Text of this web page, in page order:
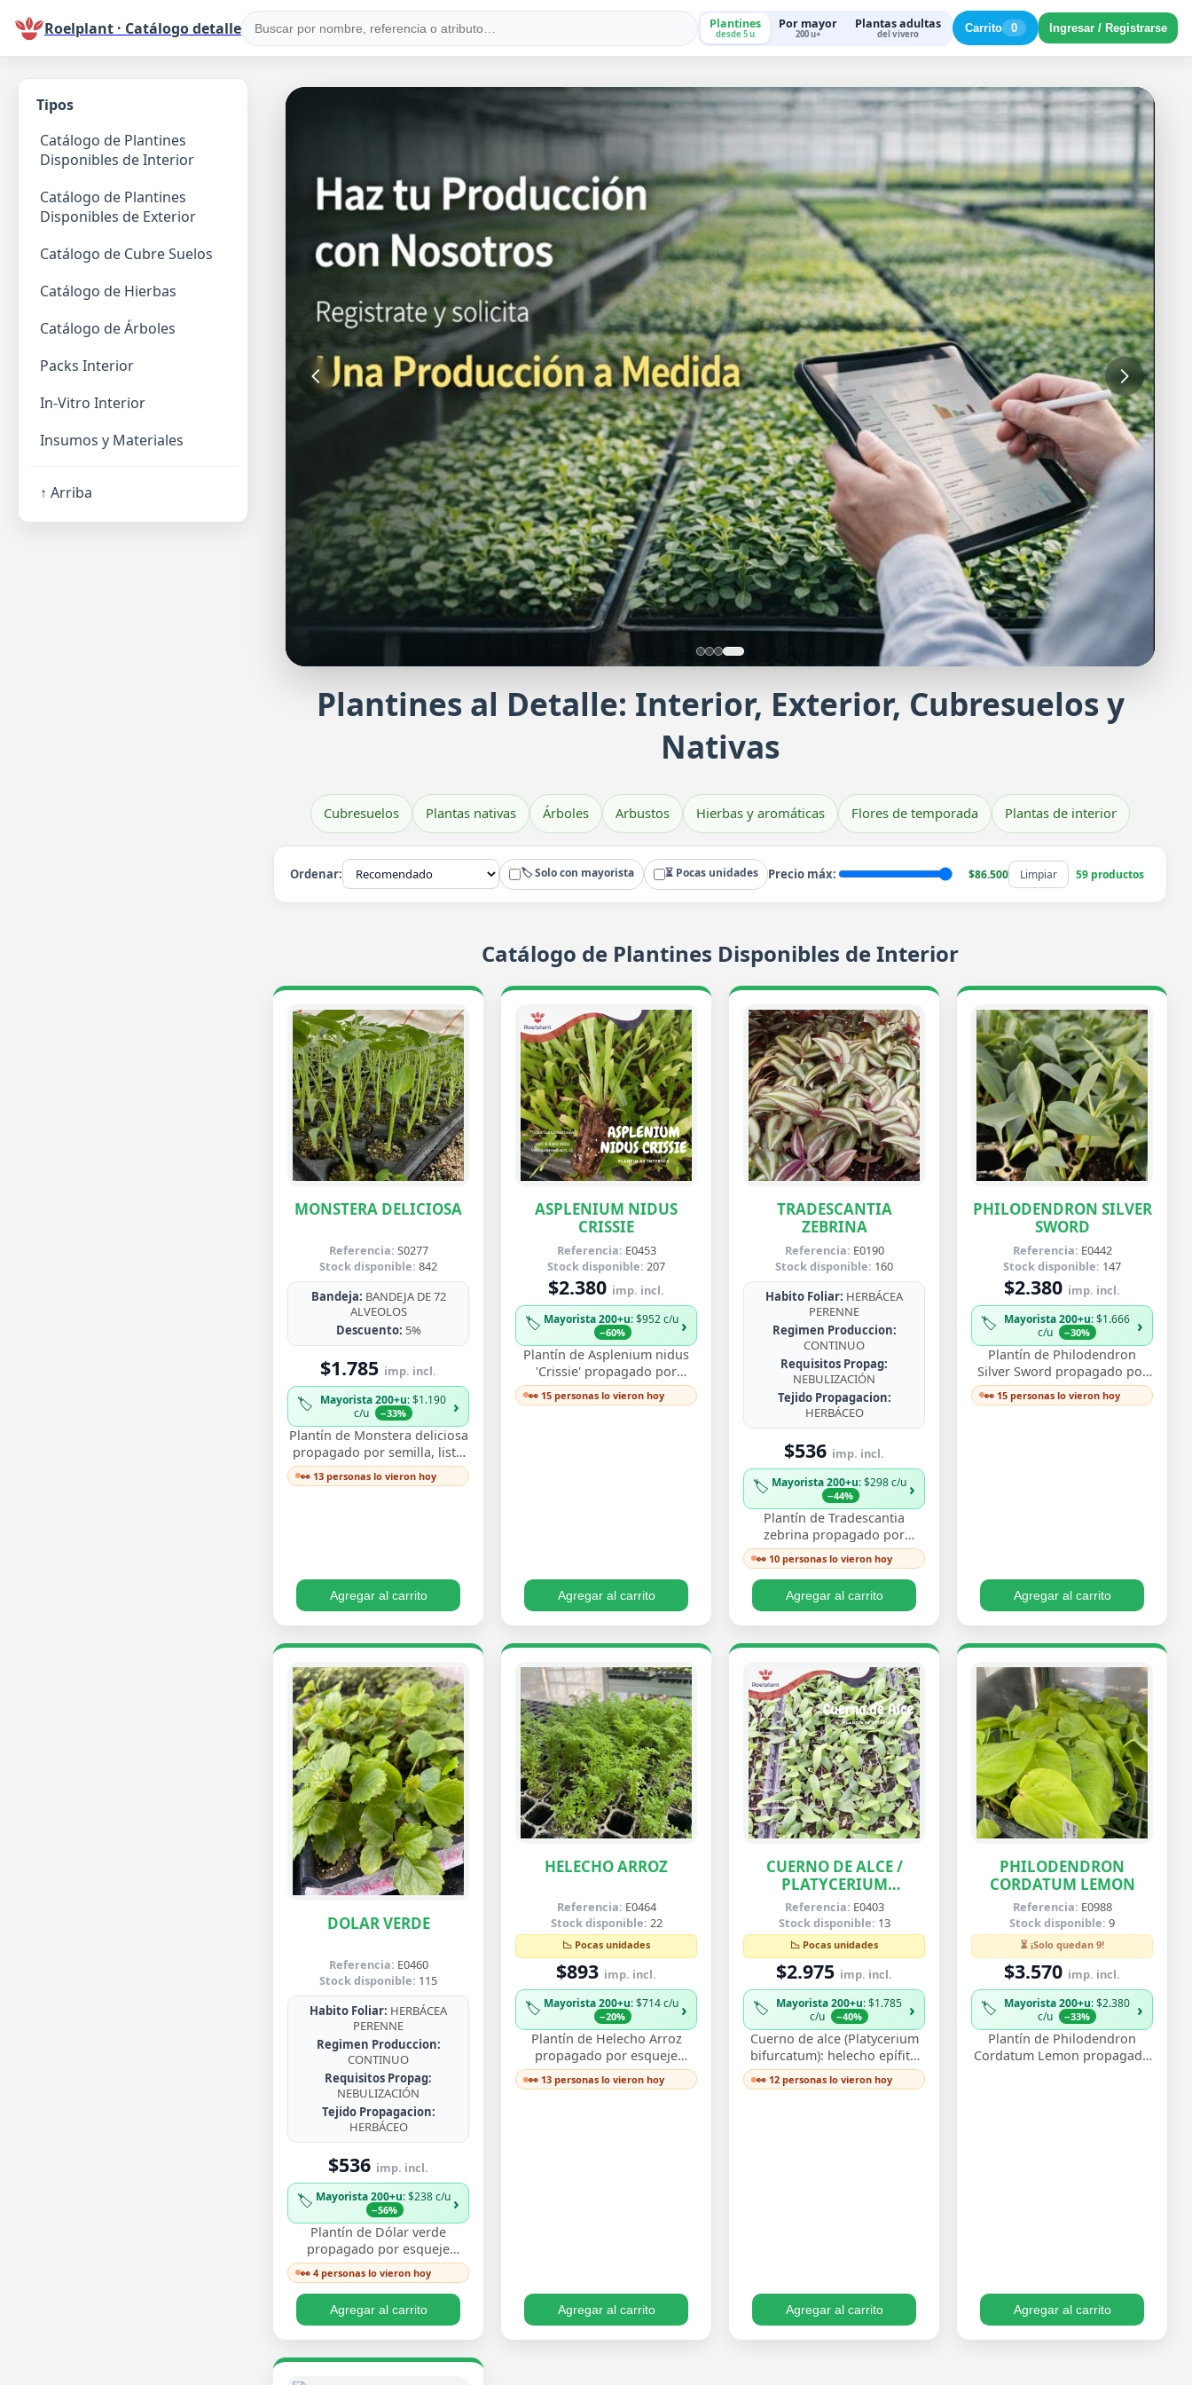
Roelplant · Catálogo detalle Plantines
desde 5 u
Por mayor
200 u+
Plantas adultas
del vivero Carrito 0 Ingresar / Registrarse
Plantines Veronica buxifolia
Plantines al Detalle: Interior, Exterior, Cubresuelos y
Nativas
Cubresuelos Plantas nativas Árboles Arbustos Hierbas y aromáticas Flores de temporada Plantas de interior
Ordenar: 🏷️ Solo con mayorista ⏳ Pocas unidades Precio máx: $86.500 Limpiar 59 productos
Tipos
Catálogo de Plantines
Disponibles de Interior
Catálogo de Plantines
Disponibles de Exterior
Catálogo de Cubre Suelos
Catálogo de Hierbas
Catálogo de Árboles
Packs Interior
In-Vitro Interior
Insumos y Materiales
↑ Arriba
Catálogo de Plantines Disponibles de Interior
MONSTERA DELICIOSA
Referencia: S0277
Stock disponible: 842
Bandeja: BANDEJA DE 72
ALVEOLOS
Descuento: 5%
$1.785 imp. incl.
🏷️ Mayorista 200+u: $1.190
c/u
−33% ›
Plantín de Monstera deliciosa
propagado por semilla, listo
para trasplantar y ver crecer
sus icónicas hojas perforadas
👀 13 personas lo vieron hoy
Agregar al carrito
ASPLENIUM NIDUS
CRISSIE
Referencia: E0453
Stock disponible: 207
$2.380 imp. incl.
🏷️ Mayorista 200+u: $952 c/u
−60% ›
Plantín de Asplenium nidus
'Crissie' propagado por
esqueje enraizado, con
frondas de bordes ondulados
👀 15 personas lo vieron hoy
Agregar al carrito
TRADESCANTIA
ZEBRINA
Referencia: E0190
Stock disponible: 160
Habito Foliar: HERBÁCEA
PERENNE
Regimen Produccion:
CONTINUO
Requisitos Propag:
NEBULIZACIÓN
Tejido Propagacion:
HERBÁCEO
$536 imp. incl.
🏷️ Mayorista 200+u: $298 c/u
−44% ›
Plantín de Tradescantia
zebrina propagado por
esqueje enraizado, con ese
llamativo follaje bicolor de
tonos morado y pl…
👀 10 personas lo vieron hoy
Agregar al carrito
PHILODENDRON SILVER
SWORD
Referencia: E0442
Stock disponible: 147
$2.380 imp. incl.
🏷️ Mayorista 200+u: $1.666
c/u
−30% ›
Plantín de Philodendron
Silver Sword propagado por
esqueje ya enraizado, con
hojas lanceoladas de un
👀 15 personas lo vieron hoy
Agregar al carrito
DOLAR VERDE
Referencia: E0460
Stock disponible: 115
Habito Foliar: HERBÁCEA
PERENNE
Regimen Produccion:
CONTINUO
Requisitos Propag:
NEBULIZACIÓN
Tejido Propagacion:
HERBÁCEO
$536 imp. incl.
🏷️ Mayorista 200+u: $238 c/u
−56% ›
Plantín de Dólar verde
propagado por esqueje
enraizado, con hojas
redondeadas de un verde
brillante y crecimiento trepa…
👀 4 personas lo vieron hoy
Agregar al carrito
HELECHO ARROZ
Referencia: E0464
Stock disponible: 22
📉 Pocas unidades
$893 imp. incl.
🏷️ Mayorista 200+u: $714 c/u
−20% ›
Plantín de Helecho Arroz
propagado por esqueje
enraizado, con delicadas
frondas finamente divididas
👀 13 personas lo vieron hoy
Agregar al carrito
CUERNO DE ALCE /
PLATYCERIUM
BIFURCATUM
Referencia: E0403
Stock disponible: 13
📉 Pocas unidades
$2.975 imp. incl.
🏷️ Mayorista 200+u: $1.785
c/u
−40% ›
Cuerno de alce (Platycerium
bifurcatum): helecho epífito
de frondas que recuerdan
astas de ciervo, muy
👀 12 personas lo vieron hoy
Agregar al carrito
PHILODENDRON
CORDATUM LEMON
Referencia: E0988
Stock disponible: 9
⏳ ¡Solo quedan 9!
$3.570 imp. incl.
🏷️ Mayorista 200+u: $2.380
c/u
−33% ›
Plantín de Philodendron
Cordatum Lemon propagado
Agregar al carrito